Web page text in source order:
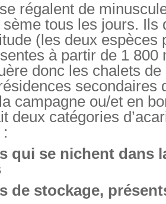
régalent de
sème tous les jours. Ils
(les deux espèces
à partir de 1 800
donc les chalets
secondaires
campagne ou/et en
deux catégories
qui se nichent dans
de stockage,